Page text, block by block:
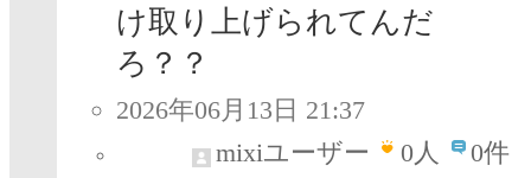
け取り上げられてんだ
ろ？？
2026年06月13日 21:37
mixiユーザー
0人 0件